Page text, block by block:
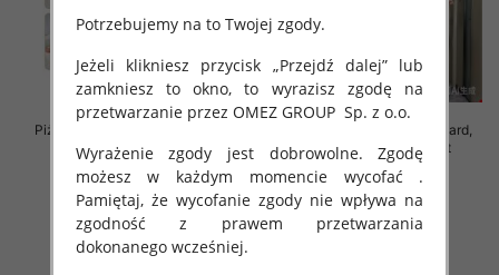
Piżama damska Roz M/L/XL, Mix
kolor Paczka 12 szt
26.00 zł
szczegóły
Piżama damska Roz Standard,
Mix kolor Paczka 12 szt
37.00 zł
szczegóły
Potrzebujemy na to Twojej zgody.
Jeżeli klikniesz przycisk „Przejdź dalej” lub
zamkniesz to okno, to wyrazisz zgodę na
przetwarzanie przez OMEZ GROUP Sp. z o.o.
Wyrażenie zgody jest dobrowolne. Zgodę
możesz w każdym momencie wycofać .
Pamiętaj, że wycofanie zgody nie wpływa na
zgodność z prawem przetwarzania
dokonanego wcześniej.